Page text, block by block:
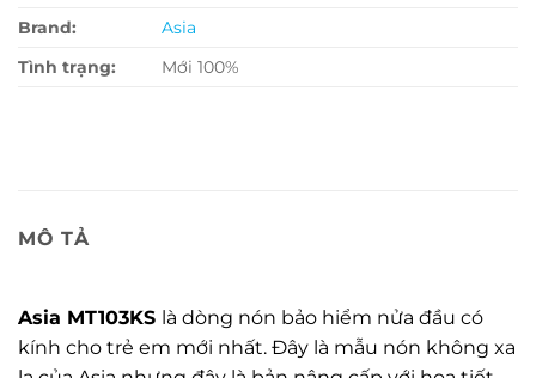
Brand:
Asia
Tình trạng:
Mới 100%
MÔ TẢ
Asia MT103KS là dòng nón bảo hiểm nửa đầu có
kính cho trẻ em mới nhất. Đây là mẫu nón không xa